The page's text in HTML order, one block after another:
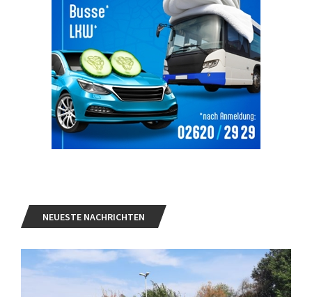
NEUESTE NACHRICHTEN